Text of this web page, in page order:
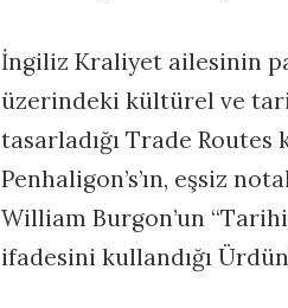
İngiliz Kraliyet ailesinin
üzerindeki kültürel ve
tasarladığı Trade
Penhaligon’s’ın, eşsiz
William Burgon’un
ifadesini kullandığı